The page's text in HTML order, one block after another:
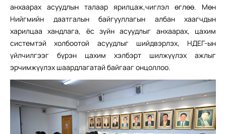
анхаарах асуудлын талаар ярилцаж,чиглэл өглөө. Мөн
Нийгмийн даатгалын байгууллагын албан хаагчдын
харилцаа хандлага, ёс зүйн асуудлыг анхаарах, цахим
системтэй холбоотой асуудлыг шийдвэрлэх, НДЕГ-ын
үйлчилгээг бүрэн цахим хэлбэрт шилжүүлэх ажлыг
эрчимжүүлэх шаардлагатай байгааг онцоллоо.